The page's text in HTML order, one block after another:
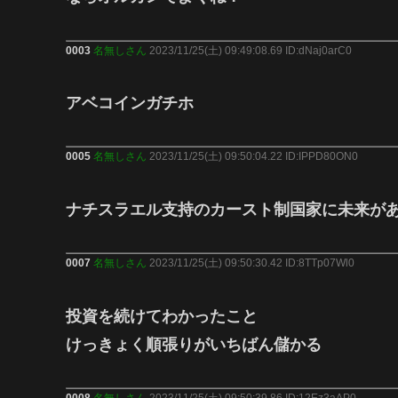
0003 名無しさん 2023/11/25(土) 09:49:08.69 ID:dNaj0arC0
アベコインガチホ
0005 名無しさん 2023/11/25(土) 09:50:04.22 ID:IPPD80ON0
ナチスラエル支持のカースト制国家に未来が
0007 名無しさん 2023/11/25(土) 09:50:30.42 ID:8TTp07Wl0
投資を続けてわかったこと
けっきょく順張りがいちばん儲かる